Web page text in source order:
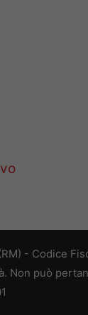
- Codice
Non può